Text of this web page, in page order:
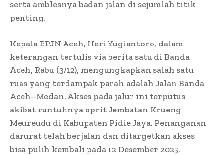
serta amblesnya badan jalan di sejumlah titik
penting.
Kepala BPJN Aceh, Heri Yugiantoro, dalam
keterangan tertulis via berita satu di Banda
Aceh, Rabu (3/12), mengungkapkan salah satu
ruas yang terdampak parah adalah Jalan Banda
Aceh–Medan. Akses pada jalur ini terputus
akibat runtuhnya oprit Jembatan Krueng
Meureudu di Kabupaten Pidie Jaya. Penanganan
darurat telah berjalan dan ditargetkan akses
bisa pulih kembali pada 12 Desember 2025.